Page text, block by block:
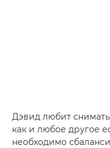
Дэвид любит
как и любое другое
необходимо